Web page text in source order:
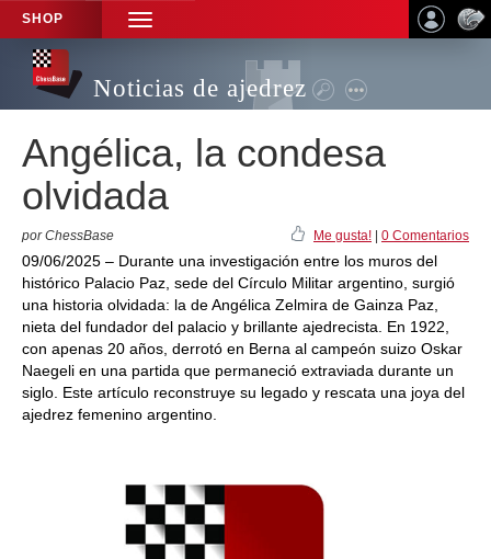
SHOP
TOGGLE
NAVIGATION
Noticias de ajedrez
Angélica, la condesa
olvidada
por ChessBase Me gusta! 0 Comentarios
09/06/2025 – Durante una investigación entre los muros del
histórico Palacio Paz, sede del Círculo Militar argentino, surgió
una historia olvidada: la de Angélica Zelmira de Gainza Paz,
nieta del fundador del palacio y brillante ajedrecista. En 1922,
con apenas 20 años, derrotó en Berna al campeón suizo Oskar
Naegeli en una partida que permaneció extraviada durante un
siglo. Este artículo reconstruye su legado y rescata una joya del
ajedrez femenino argentino.